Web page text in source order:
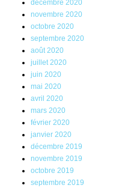
décembre 2020
novembre 2020
octobre 2020
septembre 2020
août 2020
juillet 2020
juin 2020
mai 2020
avril 2020
mars 2020
février 2020
janvier 2020
décembre 2019
novembre 2019
octobre 2019
septembre 2019